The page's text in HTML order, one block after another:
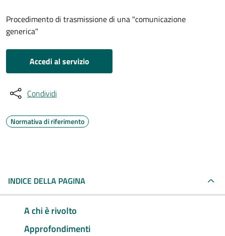
Procedimento di trasmissione di una "comunicazione
generica"
Accedi al servizio
Condividi
Normativa di riferimento
INDICE DELLA PAGINA
A chi è rivolto
Approfondimenti